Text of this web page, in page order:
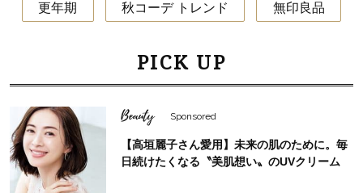
更年期 秋コーデ トレンド 無印良品
PICK UP
Beauty Sponsored
【高垣麗子さん愛用】未来の肌のために。毎
日続けたくなる〝美肌想い〟のUVクリーム